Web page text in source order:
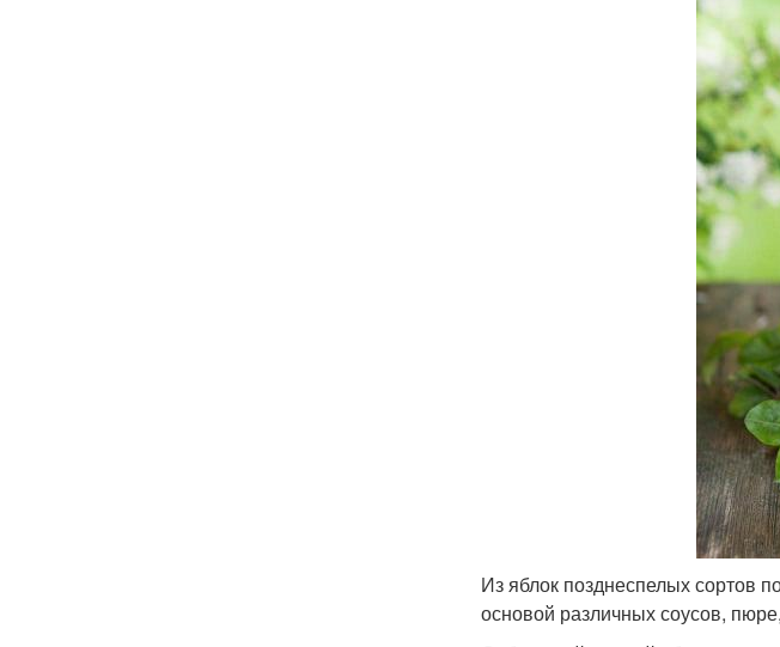
Из яблок позднеспелых сортов
основой различных соусов,